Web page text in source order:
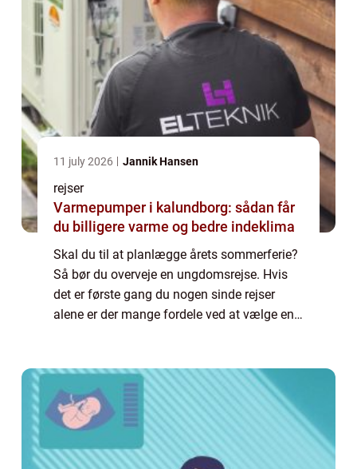
11 july 2026 Jannik Hansen
rejser
Varmepumper i kalundborg: sådan får
du billigere varme og bedre indeklima
Skal du til at planlægge årets sommerferie?
Så bør du overveje en ungdomsrejse. Hvis
det er første gang du nogen sinde rejser
alene er der mange fordele ved at vælge en